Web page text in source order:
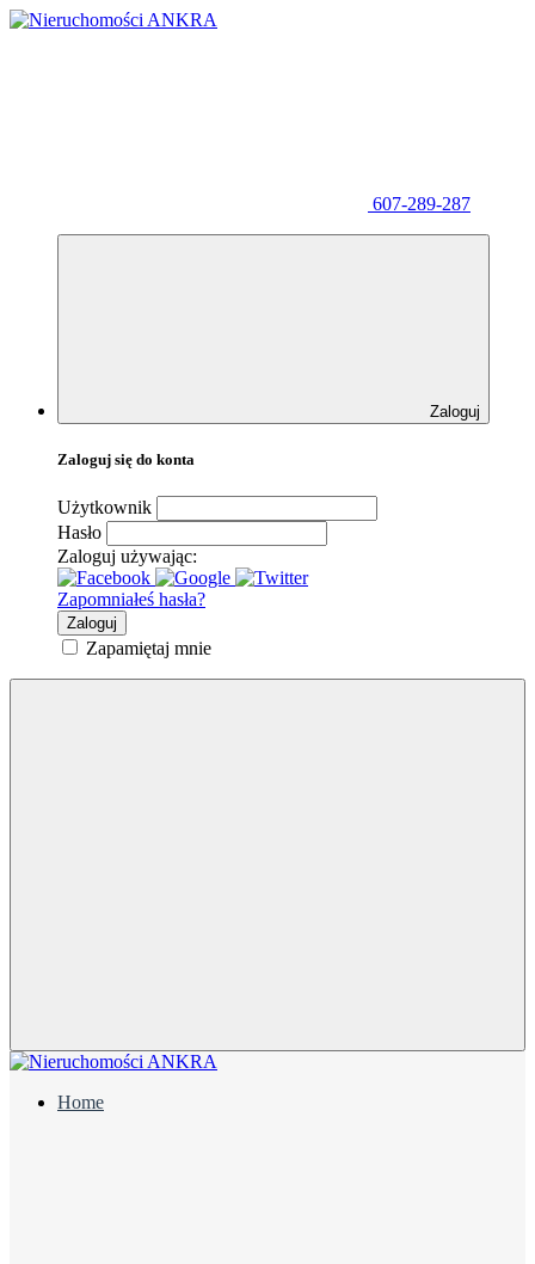
607-289-287
Zaloguj
Zaloguj się do konta
Użytkownik
Hasło
Zaloguj używając:
Zapomniałeś hasła?
Zaloguj
Zapamiętaj mnie
Home